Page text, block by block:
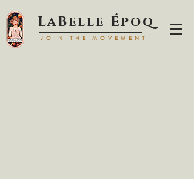
LaBelle Époq
JOIN TH E MOVEMENT